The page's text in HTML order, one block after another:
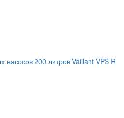
насосов 200 литров Vaillant VPS R